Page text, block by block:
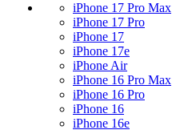
iPhone 17 Pro Max
iPhone 17 Pro
iPhone 17
iPhone 17e
iPhone Air
iPhone 16 Pro Max
iPhone 16 Pro
iPhone 16
iPhone 16e